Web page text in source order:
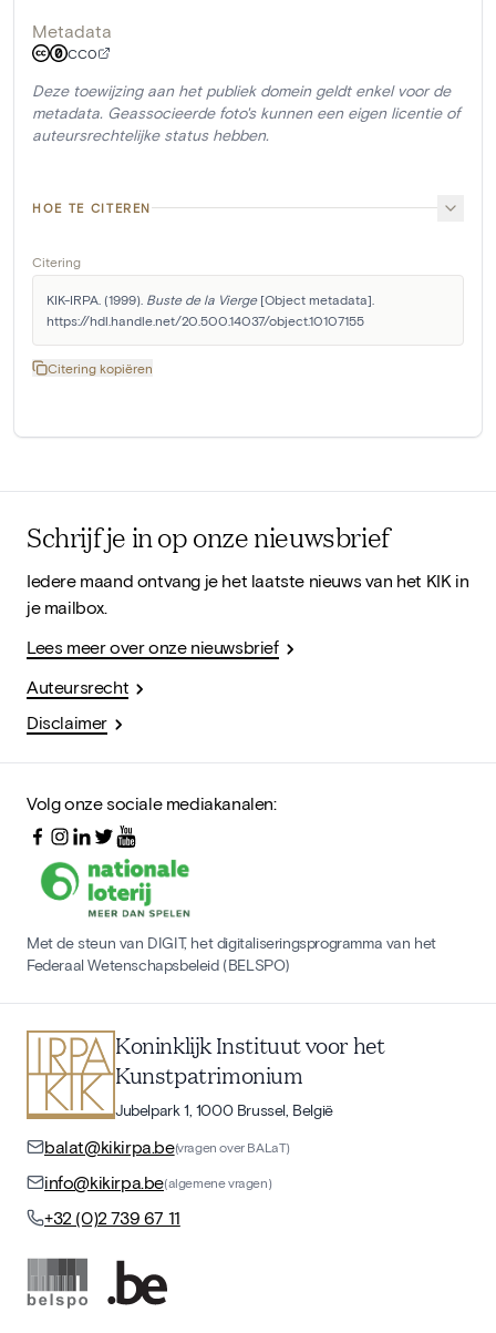
Metadata
CC0
Deze toewijzing aan het publiek domein geldt enkel voor de
metadata. Geassocieerde foto's kunnen een eigen licentie of
auteursrechtelijke status hebben.
HOE TE CITEREN
Citering
KIK-IRPA. (1999). Buste de la Vierge [Object metadata].
https://hdl.handle.net/20.500.14037/object.10107155
Citering kopiëren
Schrijf je in op onze nieuwsbrief
Iedere maand ontvang je het laatste nieuws van het KIK in
je mailbox.
Lees meer over onze nieuwsbrief
Auteursrecht
Disclaimer
Volg onze sociale mediakanalen:
Met de steun van DIGIT, het digitaliseringsprogramma van het
Federaal Wetenschapsbeleid (BELSPO)
Koninklijk Instituut voor het
Kunstpatrimonium
Jubelpark 1, 1000 Brussel, België
balat@kikirpa.be(vragen over BALaT)
info@kikirpa.be(algemene vragen)
+32 (0)2 739 67 11